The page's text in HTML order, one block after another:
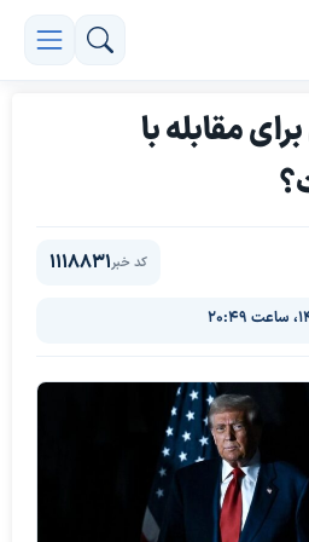
مقابله با
کد خبر1118831